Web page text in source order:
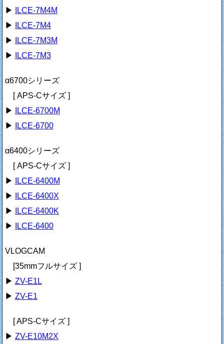
▶
ILCE-7M4M
▶
ILCE-7M4
▶
ILCE-7M3M
▶
ILCE-7M3
α6700シリーズ
[ APS-Cサイズ ]
▶
ILCE-6700M
▶
ILCE-6700
α6400シリーズ
[ APS-Cサイズ ]
▶
ILCE-6400M
▶
ILCE-6400X
▶
ILCE-6400K
▶
ILCE-6400
VLOGCAM
[35mmフルサイズ ]
▶ ZV-E1L
▶ ZV-E1
[ APS-Cサイズ ]
▶ ZV-E10M2X